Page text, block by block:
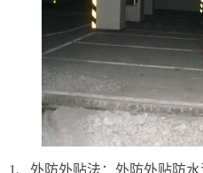
1、外防外贴法：外防外贴防